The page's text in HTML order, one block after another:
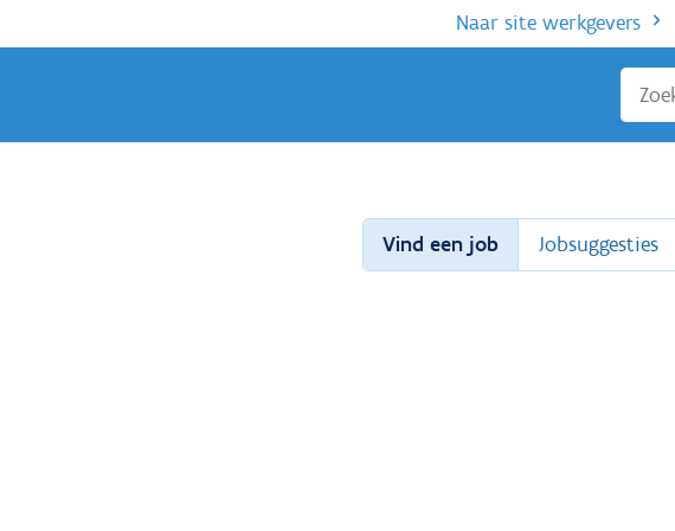
Naar site werkgevers
Sluiten
Vind een job Jobsuggesties